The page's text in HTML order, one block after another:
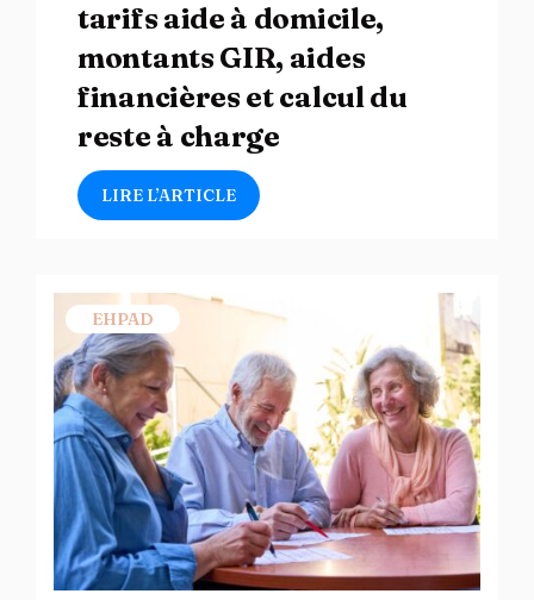
tarifs aide à domicile,
montants GIR, aides
financières et calcul du
reste à charge
LIRE L’ARTICLE
EHPAD